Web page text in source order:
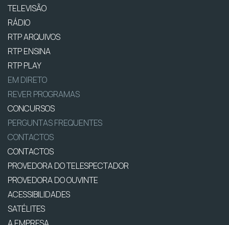
TELEVISÃO
RÁDIO
RTP ARQUIVOS
RTP ENSINA
RTP PLAY
EM DIRETO
REVER PROGRAMAS
CONCURSOS
PERGUNTAS FREQUENTES
CONTACTOS
CONTACTOS
PROVEDORA DO TELESPECTADOR
PROVEDORA DO OUVINTE
ACESSIBILIDADES
SATÉLITES